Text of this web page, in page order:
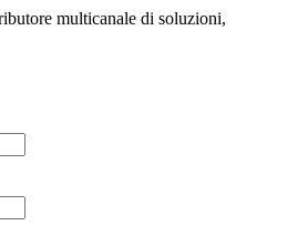
multicanale di soluzioni,